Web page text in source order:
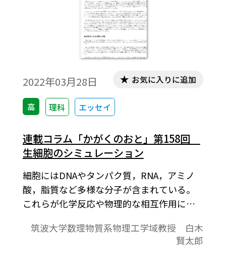
2022年03月28日
高 理科 エッセイ
お気に入りに追加
連載コラム「かがくのおと」第158回
生細胞のシミュレーション
細胞にはDNAやタンパク質，RNA，アミノ
酸，脂質など多様な分子が含まれている。
これらが化学反応や物理的な相互作用によ
っているのが生きた細胞である。実在の細
胞は，DNAが複製されて細胞分裂して増え
筑波大学数理物質系物理工学域教授 白木
賢太郎